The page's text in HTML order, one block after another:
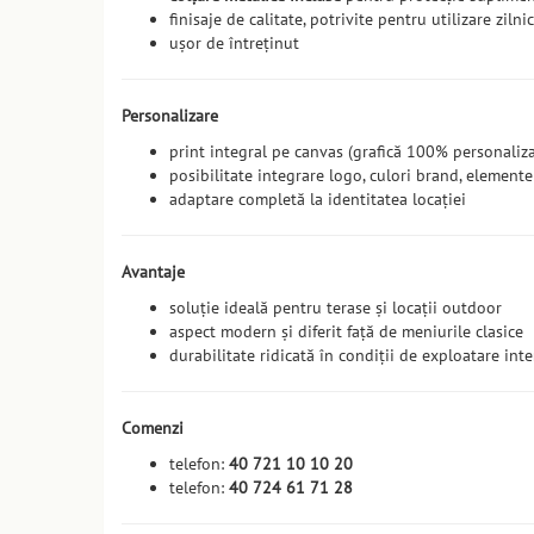
finisaje de calitate, potrivite pentru utilizare
ușor de întreținut
Personalizare
print integral pe canvas (grafică 100%
posibilitate integrare logo, culori brand,
adaptare completă la identitatea locației
Avantaje
soluție ideală pentru terase și locații outdoor
aspect modern și diferit față de meniurile clasice
durabilitate ridicată în condiții de exploatare
Comenzi
telefon: 40 721 10 10 20
telefon: 40 724 61 71 28